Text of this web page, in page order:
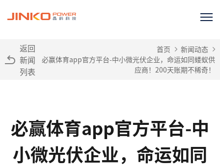
返回
新闻
列表
首页
新闻动态
必赢体育app官方平台-中小微光伏企业，命运如同蝼蚁供
应商！200天账期不稀奇！
必赢体育app官方平台-中
小微光伏企业，命运如同